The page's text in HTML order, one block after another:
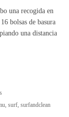
una recogida en
bolsas de basura
una distancia
, surf, surfandclean